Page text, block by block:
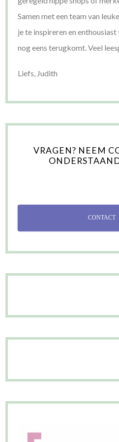
Samen met een team van
je te inspireren en
nog eens terugkomt. Veel
Liefs, Judith
VRAGEN? NEEM
CONTACT